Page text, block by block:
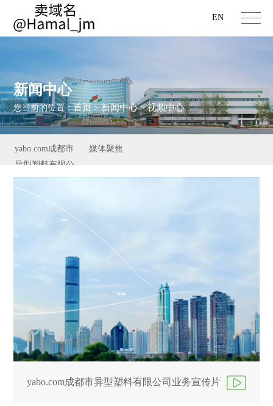
EN
新闻中心
您当前的位置：首页>新闻中心>视频中心
yabo.com成都市
异型塑料有限公
媒体聚焦
yabo.com成都市异型塑料有限公司业务宣传片